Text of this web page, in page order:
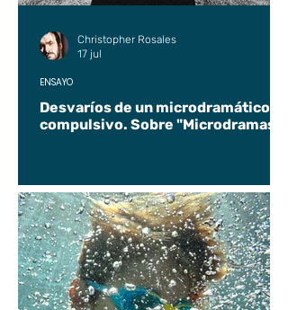
Desvaríos de un microdramático
compulsivo. Sobre "Microdramas".
ENSAYO
Christopher Rosales
17 jul